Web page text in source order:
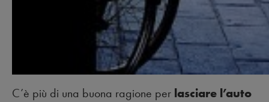
C’è più di una buona ragione per lasciare l’auto